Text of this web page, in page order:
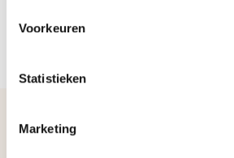
Voorkeuren
Statistieken
Marketing
Twee Groene Duimen